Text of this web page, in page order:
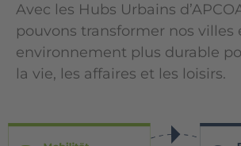
Avec les Hubs Urbains
pouvons transformer nos villes
environnement plus durable
la vie, les affaires et les loisirs.